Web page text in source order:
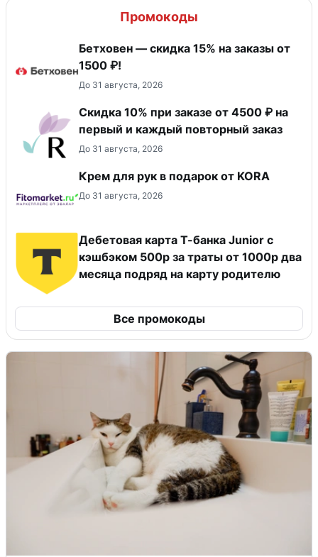
Промокоды
Бетховен — скидка 15% на заказы от
1500 ₽!
До 31 августа, 2026
Скидка 10% при заказе от 4500 ₽ на
первый и каждый повторный заказ
До 31 августа, 2026
Крем для рук в подарок от KORA
До 31 августа, 2026
Дебетовая карта Т-банка Junior с
кэшбэком 500р за траты от 1000р два
месяца подряд на карту родителю
Все промокоды